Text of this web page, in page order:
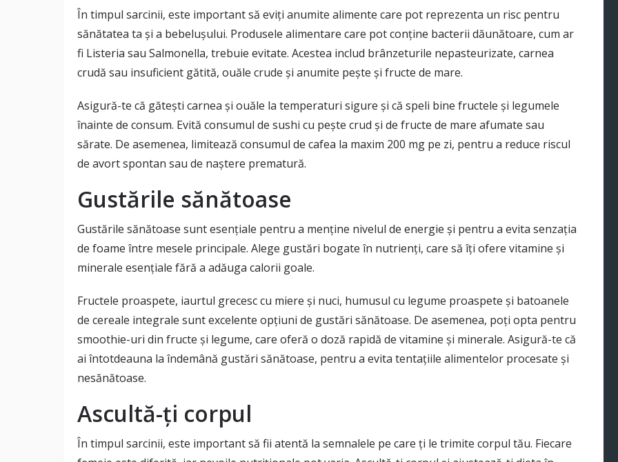
În timpul sarcinii, este important să eviți anumite alimente care pot reprezenta un risc pentru
sănătatea ta și a bebelușului. Produsele alimentare care pot conține bacterii dăunătoare, cum ar
fi Listeria sau Salmonella, trebuie evitate. Acestea includ brânzeturile nepasteurizate, carnea
crudă sau insuficient gătită, ouăle crude și anumite pește și fructe de mare.
Asigură-te că gătești carnea și ouăle la temperaturi sigure și că speli bine fructele și legumele
înainte de consum. Evită consumul de sushi cu pește crud și de fructe de mare afumate sau
sărate. De asemenea, limitează consumul de cafea la maxim 200 mg pe zi, pentru a reduce riscul
de avort spontan sau de naștere prematură.
Gustările sănătoase
Gustările sănătoase sunt esențiale pentru a menține nivelul de energie și pentru a evita senzația
de foame între mesele principale. Alege gustări bogate în nutrienți, care să îți ofere vitamine și
minerale esențiale fără a adăuga calorii goale.
Fructele proaspete, iaurtul grecesc cu miere și nuci, humusul cu legume proaspete și batoanele
de cereale integrale sunt excelente opțiuni de gustări sănătoase. De asemenea, poți opta pentru
smoothie-uri din fructe și legume, care oferă o doză rapidă de vitamine și minerale. Asigură-te că
ai întotdeauna la îndemână gustări sănătoase, pentru a evita tentațiile alimentelor procesate și
nesănătoase.
Ascultă-ți corpul
În timpul sarcinii, este important să fii atentă la semnalele pe care ți le trimite corpul tău. Fiecare